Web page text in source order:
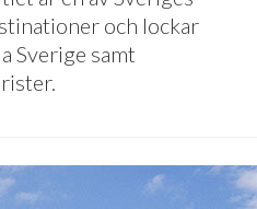
och lockar
Sverige samt